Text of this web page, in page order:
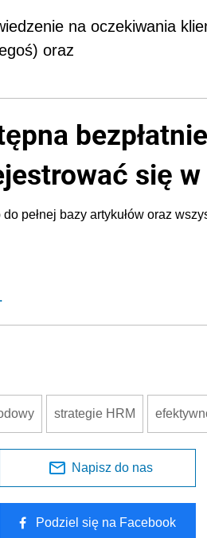
na oczekiwania
oraz
się
pełnej bazy artykułów oraz
strategie HRM
Napisz do nas
Podziel się na Facebook